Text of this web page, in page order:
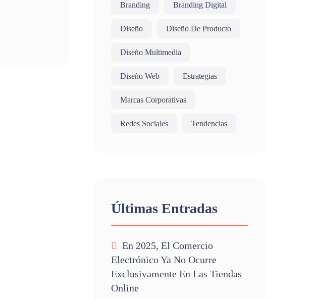
Branding Branding Digital
Diseño Diseño De Producto
Diseño Multimedia
Diseño Web Estrategias
Marcas Corporativas
Redes Sociales Tendencias
Últimas Entradas
En 2025, El Comercio
Electrónico Ya No Ocurre
Exclusivamente En Las Tiendas
Online